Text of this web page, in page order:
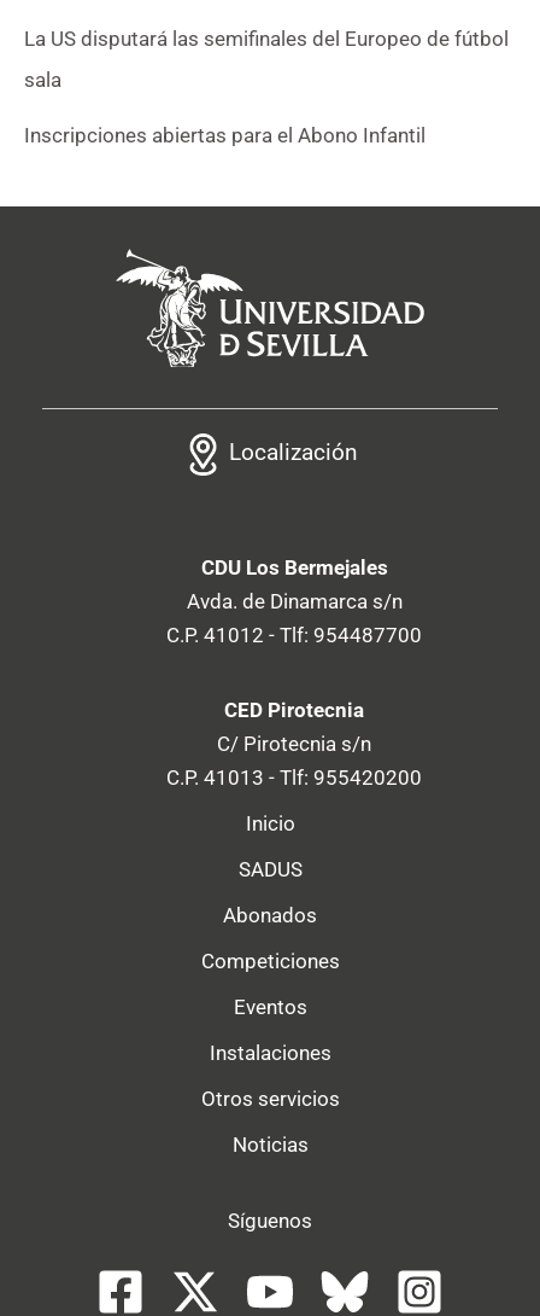
La US disputará las semifinales del Europeo de fútbol
sala
Inscripciones abiertas para el Abono Infantil
Localización
CDU Los Bermejales
Avda. de Dinamarca s/n
C.P. 41012 - Tlf: 954487700
CED Pirotecnia
C/ Pirotecnia s/n
C.P. 41013 - Tlf: 955420200
Inicio
SADUS
Abonados
Competiciones
Eventos
Instalaciones
Otros servicios
Noticias
Síguenos